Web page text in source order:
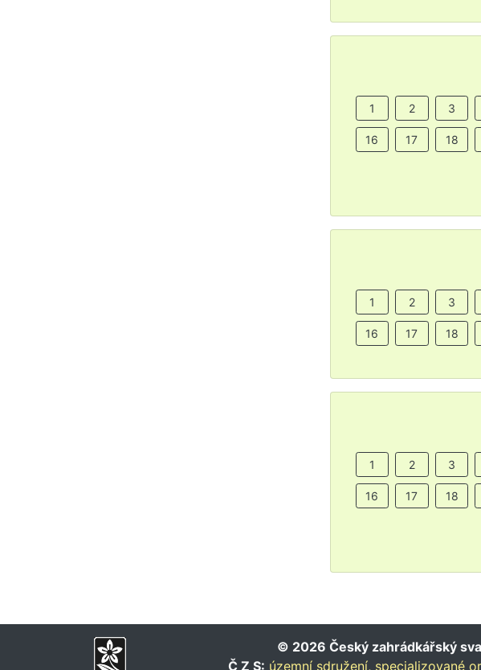
1 2 3
16 17 18
1 2 3
16 17 18
1 2 3
16 17 18
© 2026 Český zahrádkářský
Č Z S: územní sdružení, specializované